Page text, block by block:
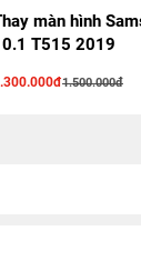
màn hình
T515 2019
1.500.000đ